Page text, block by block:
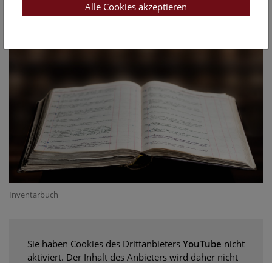
Inventarbuch
Sie haben Cookies des Drittanbieters YouTube nicht
aktiviert. Der Inhalt des Anbieters wird daher nicht
Alle Cookies akzeptieren